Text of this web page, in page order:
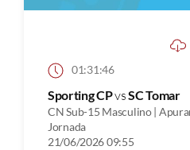
01:31:46
Sporting CPvsSC Tomar
CN Sub-15 Masculino |
Jornada
21/06/2026 09:55